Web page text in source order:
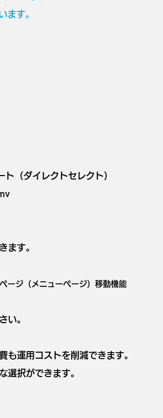
す。
（ダイレクトセレクト）
ます。
ージ（メニューページ）移動機能
い。
も運用コストを削減できます。
選択ができます。